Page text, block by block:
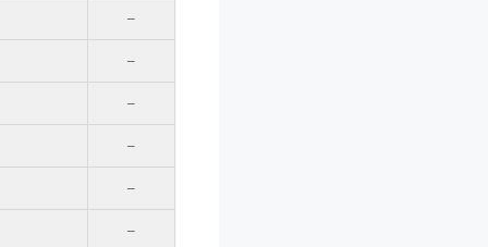
–
–
–
–
–
–